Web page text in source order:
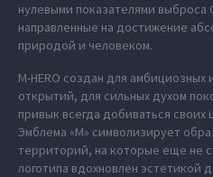
нулевыми показателями
направленные на достижение
природой и человеком.
M‑HERO создан для
открытий, для сильных духом
привык всегда добиваться своих
Эмблема «М» символизирует
территорий, на которые еще не
логотипа вдохновлен эстетикой